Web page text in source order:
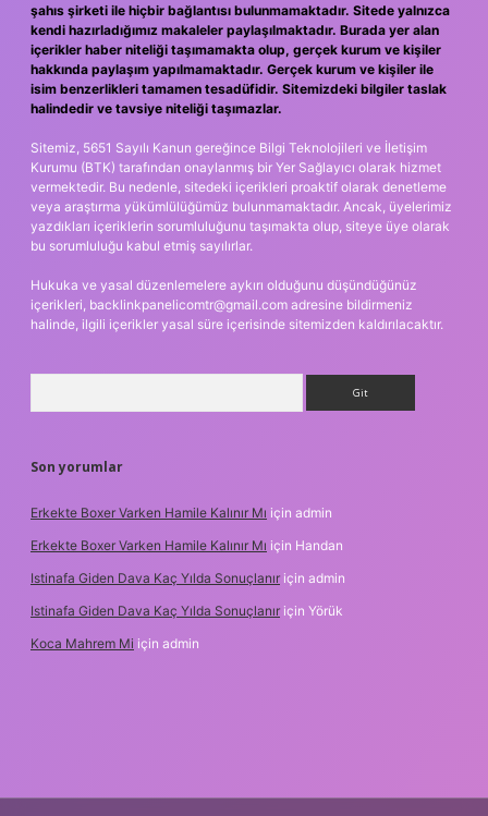
şahıs şirketi ile hiçbir bağlantısı bulunmamaktadır. Sitede yalnızca
kendi hazırladığımız makaleler paylaşılmaktadır. Burada yer alan
içerikler haber niteliği taşımamakta olup, gerçek kurum ve kişiler
hakkında paylaşım yapılmamaktadır. Gerçek kurum ve kişiler ile
isim benzerlikleri tamamen tesadüfidir. Sitemizdeki bilgiler taslak
halindedir ve tavsiye niteliği taşımazlar.
Sitemiz, 5651 Sayılı Kanun gereğince Bilgi Teknolojileri ve İletişim
Kurumu (BTK) tarafından onaylanmış bir Yer Sağlayıcı olarak hizmet
vermektedir. Bu nedenle, sitedeki içerikleri proaktif olarak denetleme
veya araştırma yükümlülüğümüz bulunmamaktadır. Ancak, üyelerimiz
yazdıkları içeriklerin sorumluluğunu taşımakta olup, siteye üye olarak
bu sorumluluğu kabul etmiş sayılırlar.
Hukuka ve yasal düzenlemelere aykırı olduğunu düşündüğünüz
içerikleri, backlinkpanelicomtr@gmail.com adresine bildirmeniz
halinde, ilgili içerikler yasal süre içerisinde sitemizden kaldırılacaktır.
Son yorumlar
Erkekte Boxer Varken Hamile Kalınır Mı için admin
Erkekte Boxer Varken Hamile Kalınır Mı için Handan
Istinafa Giden Dava Kaç Yılda Sonuçlanır için admin
Istinafa Giden Dava Kaç Yılda Sonuçlanır için Yörük
Koca Mahrem Mi için admin